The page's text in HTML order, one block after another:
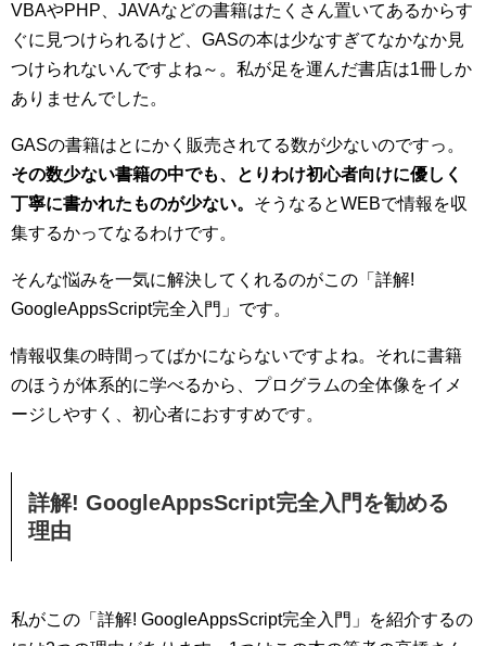
VBAやPHP、JAVAなどの書籍はたくさん置いてあるからす
ぐに見つけられるけど、GASの本は少なすぎてなかなか見
つけられないんですよね～。私が足を運んだ書店は1冊しか
ありませんでした。
GASの書籍はとにかく販売されてる数が少ないのですっ。
その数少ない書籍の中でも、とりわけ初心者向けに優しく
丁寧に書かれたものが少ない。 そうなるとWEBで情報を収
集するかってなるわけです。
そんな悩みを一気に解決してくれるのがこの「詳解!
GoogleAppsScript完全入門」です。
情報収集の時間ってばかにならないですよね。それに書籍
のほうが体系的に学べるから、プログラムの全体像をイメ
ージしやすく、初心者におすすめです。
詳解! GoogleAppsScript完全入門を勧める
理由
私がこの「詳解! GoogleAppsScript完全入門」を紹介するの